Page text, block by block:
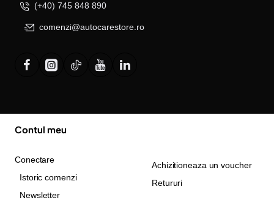
(+40) 745 848 890
comenzi@autocarestore.ro
Contul meu
Conectare
Istoric comenzi
Newsletter
Achizitioneaza un voucher
Retururi